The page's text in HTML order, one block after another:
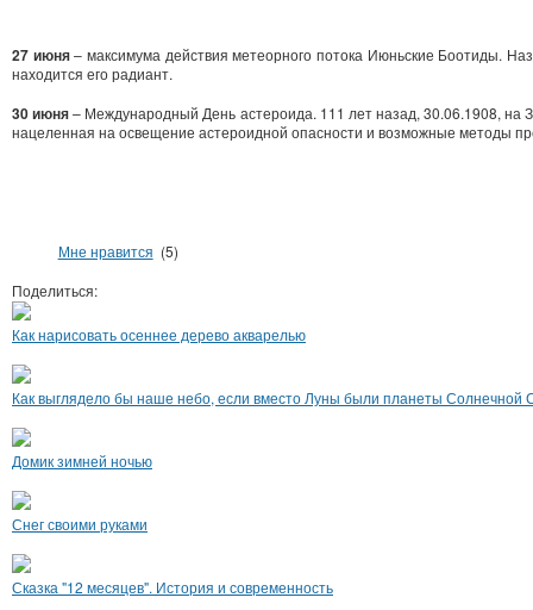
27 июня– максимума действия метеорного потока Июньские Боотиды.
находится его радиант.
30 июня– Международный День астероида. 111 лет назад, 30.06.1908,
нацеленная на освещение астероидной опасности и возможные методы
Мне нравится (5)
Поделиться:
Как нарисовать осеннее дерево акварелью
Как выглядело бы наше небо, если вместо Луны были планеты Солнечной
Домик зимней ночью
Снег своими руками
Сказка "12 месяцев". История и современность